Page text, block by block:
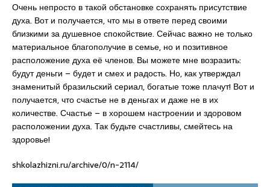
Очень непросто в такой обстановке сохранять присутствие
духа. Вот и получается, что мы в ответе перед своими
близкими за душевное спокойствие. Сейчас важно не только
материальное благополучие в семье, но и позитивное
расположение духа её членов. Вы можете мне возразить:
будут деньги – будет и смех и радость. Но, как утверждал
знаменитый бразильский сериал, богатые тоже плачут! Вот и
получается, что счастье не в деньгах и даже не в их
количестве. Счастье – в хорошем настроении и здоровом
расположении духа. Так будьте счастливы, смейтесь на
здоровье!
shkolazhizni.ru/archive/0/n-2114/